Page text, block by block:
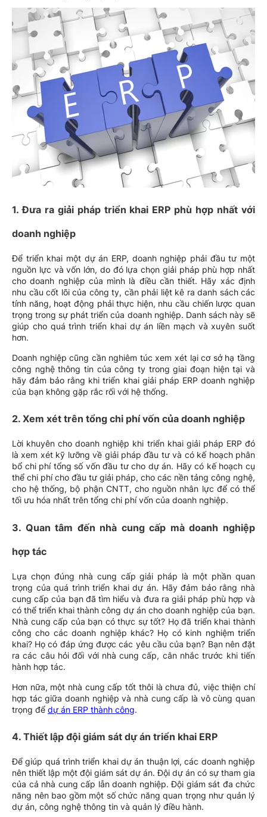
1. Đưa ra giải pháp triển khai ERP phù hợp nhất với
doanh nghiệp
Để triển khai một dự án ERP, doanh nghiệp phải đầu tư một
nguồn lực và vốn lớn, do đó lựa chọn giải pháp phù hợp nhất
cho doanh nghiệp của mình là điều cần thiết. Hãy xác định
nhu cầu cốt lõi của công ty, cần phải liệt kê ra danh sách các
tính năng, hoạt động phải thực hiện, nhu cầu chiến lược quan
trọng trong sự phát triển của doanh nghiệp. Danh sách này sẽ
giúp cho quá trình triển khai dự án liền mạch và xuyên suốt
hơn.
Doanh nghiệp cũng cần nghiêm túc xem xét lại cơ sở hạ tầng
công nghệ thông tin của công ty trong giai đoạn hiện tại và
hãy đảm bảo rằng khi triển khai giải pháp ERP doanh nghiệp
của bạn không gặp rắc rối với hệ thống.
2. Xem xét trên tổng chi phí vốn của doanh nghiệp
Lời khuyên cho doanh nghiệp khi triển khai giải pháp ERP đó
là xem xét kỹ lưỡng về giải pháp đầu tư và có kế hoạch phân
bổ chi phí tổng số vốn đầu tư cho dự án. Hãy có kế hoạch cụ
thể chi phí cho đầu tư giải pháp, cho các nền tảng công nghệ,
cho hệ thống, bộ phận CNTT, cho nguồn nhân lực để có thể
tối ưu hóa nhất trên tổng chi phí vốn của doanh nghiệp.
3. Quan tâm đến nhà cung cấp mà doanh nghiệp
hợp tác
Lựa chọn đúng nhà cung cấp giải pháp là một phần quan
trọng của quá trình triển khai dự án. Hãy đảm bảo rằng nhà
cung cấp của bạn đã tìm hiểu và đưa ra giải pháp phù hợp và
có thể triển khai thành công dự án cho doanh nghiệp của bạn.
Nhà cung cấp của bạn có thực sự tốt? Họ đã triển khai thành
công cho các doanh nghiệp khác? Họ có kinh nghiệm triển
khai? Họ có đáp ứng được các yêu cầu của bạn? Bạn nên đặt
ra các câu hỏi đối với nhà cung cấp, cân nhắc trước khi tiến
hành hợp tác.
Hơn nữa, một nhà cung cấp tốt thôi là chưa đủ, việc thiện chí
hợp tác giữa doanh nghiệp và nhà cung cấp là vô cùng quan
trọng để dự án ERP thành công.
4. Thiết lập đội giám sát dự án triển khai ERP
Để giúp quá trình triển khai dự án thuận lợi, các doanh nghiệp
nên thiết lập một đội giám sát dự án. Đội dự án có sự tham gia
của cả nhà cung cấp lẫn doanh nghiệp. Đội giám sát đa chức
năng nên bao gồm một số chức năng quan trọng như quản lý
dự án, công nghệ thông tin và quản lý điều hành.